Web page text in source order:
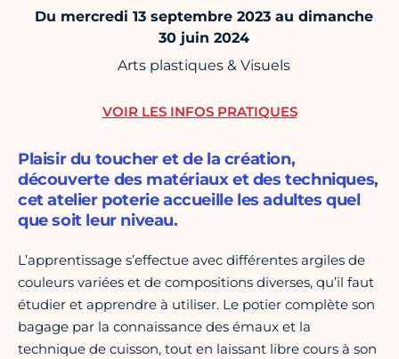
Du mercredi 13 septembre 2023 au dimanche
30 juin 2024
Arts plastiques & Visuels
Plaisir du toucher et de la création,
découverte des matériaux et des techniques,
cet atelier poterie accueille les adultes quel
que soit leur niveau.
L’apprentissage s’effectue avec différentes argiles de
couleurs variées et de compositions diverses, qu’il faut
étudier et apprendre à utiliser. Le potier complète son
bagage par la connaissance des émaux et la
technique de cuisson, tout en laissant libre cours à son
VOIR LES INFOS PRATIQUES